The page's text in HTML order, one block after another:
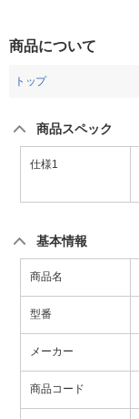
商品について
トップ
商品スペック
仕様1
基本情報
商品名
型番
メーカー
商品コード